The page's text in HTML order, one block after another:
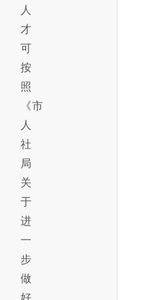
人
才
可
按
照
《市
人
社
局
关
于
进
一
步
做
好